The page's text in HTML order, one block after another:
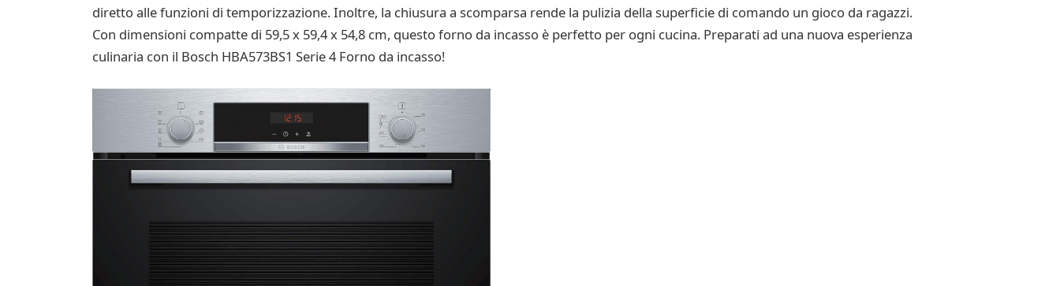
diretto alle funzioni di temporizzazione. Inoltre, la chiusura a scomparsa rende la pulizia della superficie di comando un gioco da ragazzi.
Con dimensioni compatte di 59,5 x 59,4 x 54,8 cm, questo forno da incasso è perfetto per ogni cucina. Preparati ad una nuova esperienza
culinaria con il Bosch HBA573BS1 Serie 4 Forno da incasso!